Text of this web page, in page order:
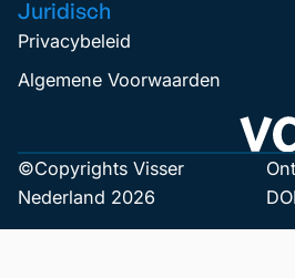
Juridisch
Privacybeleid
Algemene Voorwaarden
©Copyrights Visser
Nederland 2026